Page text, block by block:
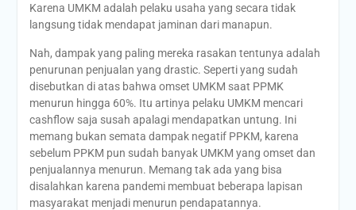
Karena UMKM adalah pelaku usaha yang secara tidak
langsung tidak mendapat jaminan dari manapun.
Nah, dampak yang paling mereka rasakan tentunya adalah
penurunan penjualan yang drastic. Seperti yang sudah
disebutkan di atas bahwa omset UMKM saat PPMK
menurun hingga 60%. Itu artinya pelaku UMKM mencari
cashflow saja susah apalagi mendapatkan untung. Ini
memang bukan semata dampak negatif PPKM, karena
sebelum PPKM pun sudah banyak UMKM yang omset dan
penjualannya menurun. Memang tak ada yang bisa
disalahkan karena pandemi membuat beberapa lapisan
masyarakat menjadi menurun pendapatannya.